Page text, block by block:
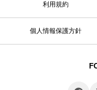
利用規約
個人情報保護方針